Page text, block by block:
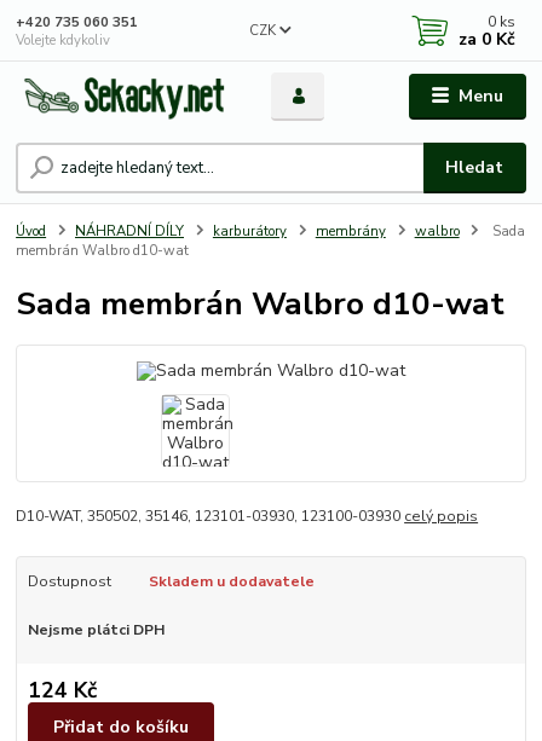
Menu
CZK
Hledat
+420 735 060 351
Volejte kdykoliv
0 ks
za 0 Kč
Úvod NÁHRADNÍ DÍLY karburátory membrány walbro
Sada
membrán Walbro d10-wat
Sada membrán Walbro d10-wat
D10-WAT, 350502, 35146, 123101-03930, 123100-03930 celý popis
Dostupnost Skladem u dodavatele
Nejsme plátci DPH
124 Kč
Přidat do košíku